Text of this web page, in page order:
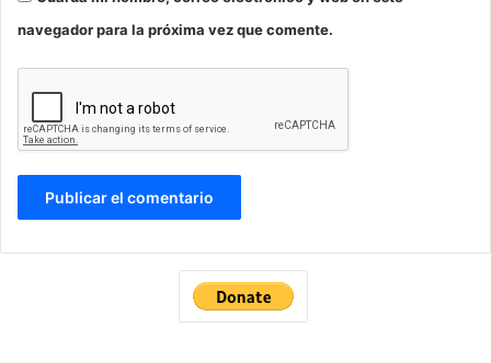
navegador para la próxima vez que comente.